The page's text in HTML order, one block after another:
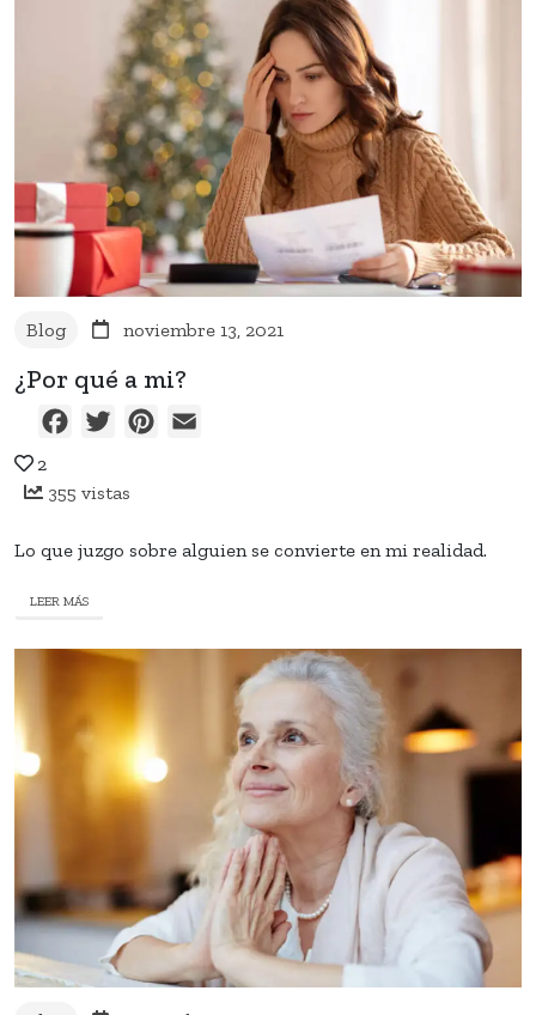
Blog noviembre 13, 2021
¿Por qué a mi?
FacebookTwitterPinterest
2
355 vistas
Lo que juzgo sobre alguien se convierte en mi realidad.
LEER MÁS